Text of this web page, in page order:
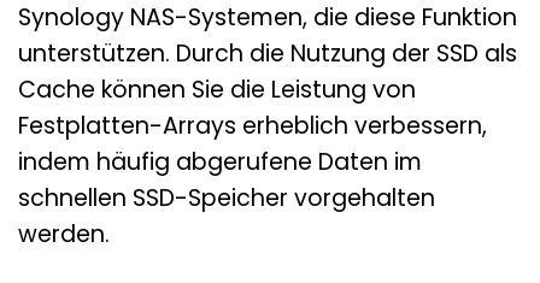
Synology NAS-Systemen, die diese Funktion
unterstützen. Durch die Nutzung der SSD als
Cache können Sie die Leistung von
Festplatten-Arrays erheblich verbessern,
indem häufig abgerufene Daten im
schnellen SSD-Speicher vorgehalten
werden.